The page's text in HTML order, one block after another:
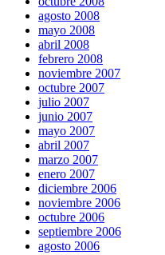
agosto 2008
mayo 2008
abril 2008
febrero 2008
noviembre 2007
octubre 2007
julio 2007
junio 2007
mayo 2007
abril 2007
marzo 2007
enero 2007
diciembre 2006
noviembre 2006
octubre 2006
septiembre 2006
agosto 2006